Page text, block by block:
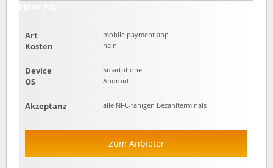
Art mobile payment app
Kosten nein
Device Smartphone
OS Android
Akzeptanz alle NFC-fähigen Bezahlterminals
Zum Anbieter